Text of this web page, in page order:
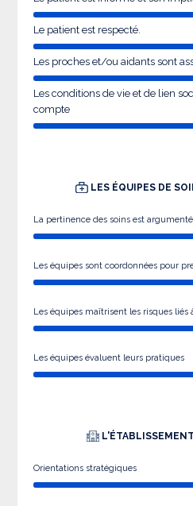
Le patient est respecté.
Les proches et/ou aidants sont
Les conditions de vie et de lien
compte
LES ÉQUIPES DE
La pertinence des soins est
Les équipes sont coordonnées pour
Les équipes maîtrisent les risques liés
Les équipes évaluent leurs pratiques
L'ÉTABLISSEMENT
Orientations stratégiques